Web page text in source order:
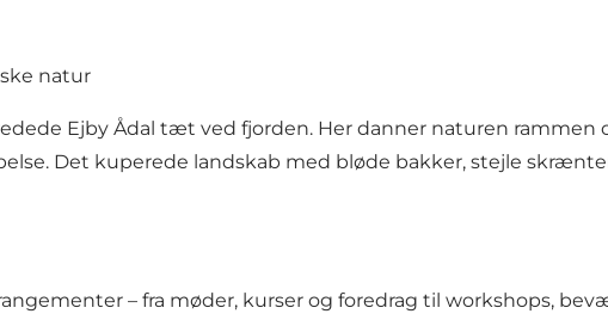
natur
Ejby Ådal tæt ved fjorden. Her danner naturen rammen
Det kuperede landskab med bløde bakker, stejle
– fra møder, kurser og foredrag til workshops,